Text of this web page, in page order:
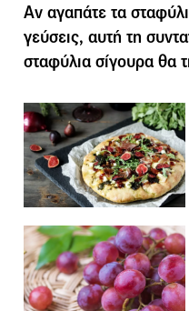
Αν αγαπάτε τα
γεύσεις, αυτή τη
σταφύλια σίγουρα θα